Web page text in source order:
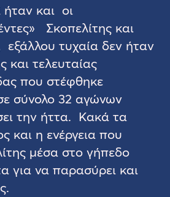
ήταν και οι
Σκοπελίτης και
τυχαία δεν ήταν
και τελευταίας
που στέφθηκε
σύνολο 32 αγώνων
την ήττα. Κακά τα
και η ενέργεια που
μέσα στο γήπεδο
για να παρασύρει και